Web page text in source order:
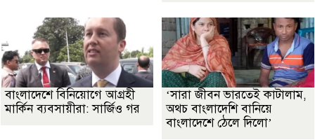
বাংলাদেশে বিনিয়োগে আগ্রহী
মার্কিন ব্যবসায়ীরা: সার্জিও গর
‘সারা জীবন ভারতেই কাটালাম,
অথচ বাংলাদেশি বানিয়ে
বাংলাদেশে ঠেলে দিলো’